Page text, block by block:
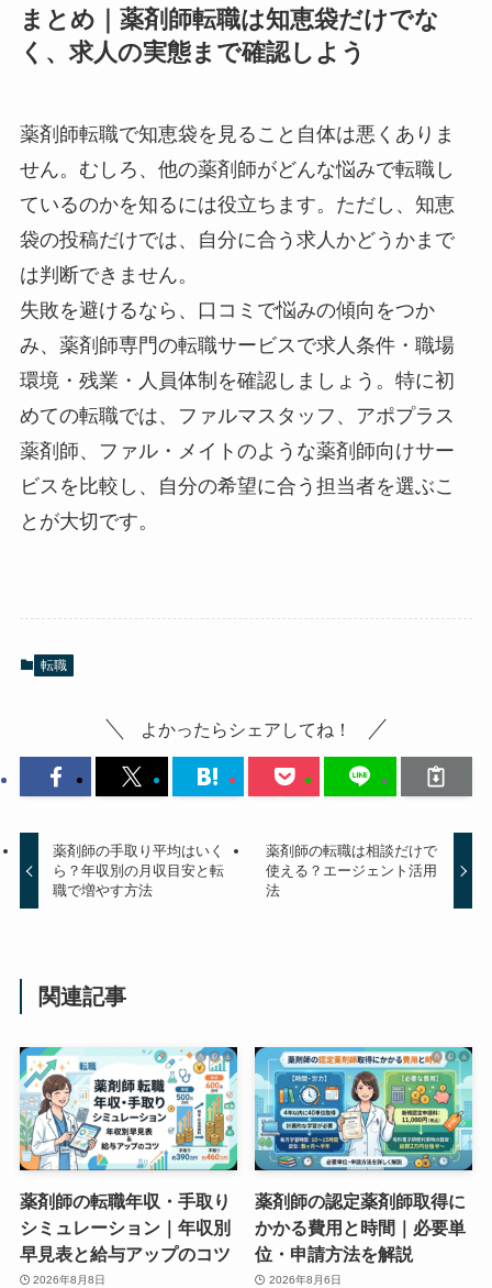
まとめ｜薬剤師転職は知恵袋だけでな
く、求人の実態まで確認しよう
薬剤師転職で知恵袋を見ること自体は悪くありま
せん。むしろ、他の薬剤師がどんな悩みで転職し
ているのかを知るには役立ちます。ただし、知恵
袋の投稿だけでは、自分に合う求人かどうかまで
は判断できません。
失敗を避けるなら、口コミで悩みの傾向をつか
み、薬剤師専門の転職サービスで求人条件・職場
環境・残業・人員体制を確認しましょう。特に初
めての転職では、ファルマスタッフ、アポプラス
薬剤師、ファル・メイトのような薬剤師向けサー
ビスを比較し、自分の希望に合う担当者を選ぶこ
とが大切です。
転職
よかったらシェアしてね！
薬剤師の手取り平均はいく
ら？年収別の月収目安と転
職で増やす方法
薬剤師の転職は相談だけで
使える？エージェント活用
法
関連記事
薬剤師の転職年収・手取り
シミュレーション｜年収別
早見表と給与アップのコツ
2026年8月8日
薬剤師の認定薬剤師取得に
かかる費用と時間｜必要単
位・申請方法を解説
2026年8月6日